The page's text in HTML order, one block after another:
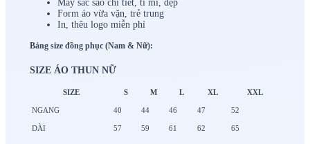
May sắc sảo chi tiết, tỉ mỉ, đẹp
Form áo vừa vặn, trẻ trung
In, thêu logo miễn phí
Bảng size đồng phục (Nam & Nữ):
SIZE ÁO THUN NỮ
SIZE S M L XL XXL
NGANG 40 44 46 47 52
DÀI 57 59 61 62 65